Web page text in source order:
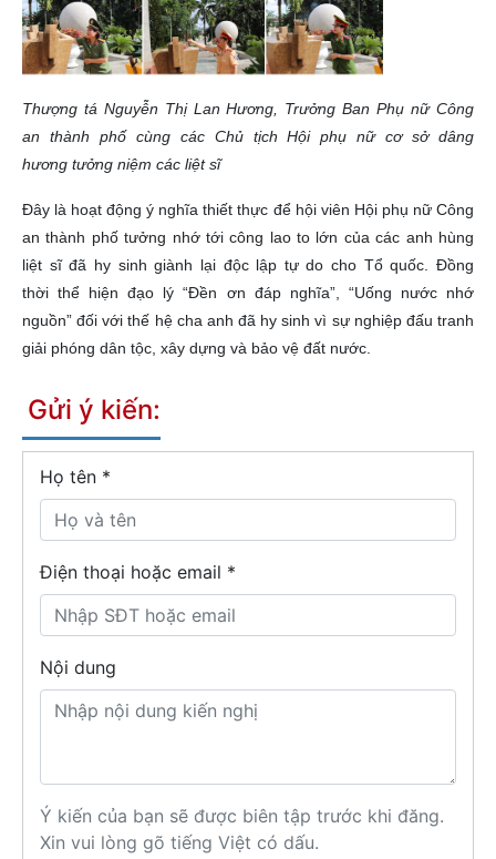
Thượng tá Nguyễn Thị Lan Hương, Trưởng Ban Phụ nữ Công
an thành phố cùng các Chủ tịch Hội phụ nữ cơ sở dâng
hương tưởng niệm các liệt sĩ
Đây là hoạt động ý nghĩa thiết thực để hội viên Hội phụ nữ Công
an thành phố tưởng nhớ tới công lao to lớn của các anh hùng
liệt sĩ đã hy sinh giành lại độc lập tự do cho Tổ quốc. Đồng
thời thể hiện đạo lý “Đền ơn đáp nghĩa”, “Uống nước nhớ
nguồn” đối với thế hệ cha anh đã hy sinh vì sự nghiệp đấu tranh
giải phóng dân tộc, xây dựng và bảo vệ đất nước.
Gửi ý kiến:
Họ tên *
Điện thoại hoặc email *
Nội dung
Ý kiến của bạn sẽ được biên tập trước khi đăng.
Xin vui lòng gõ tiếng Việt có dấu.